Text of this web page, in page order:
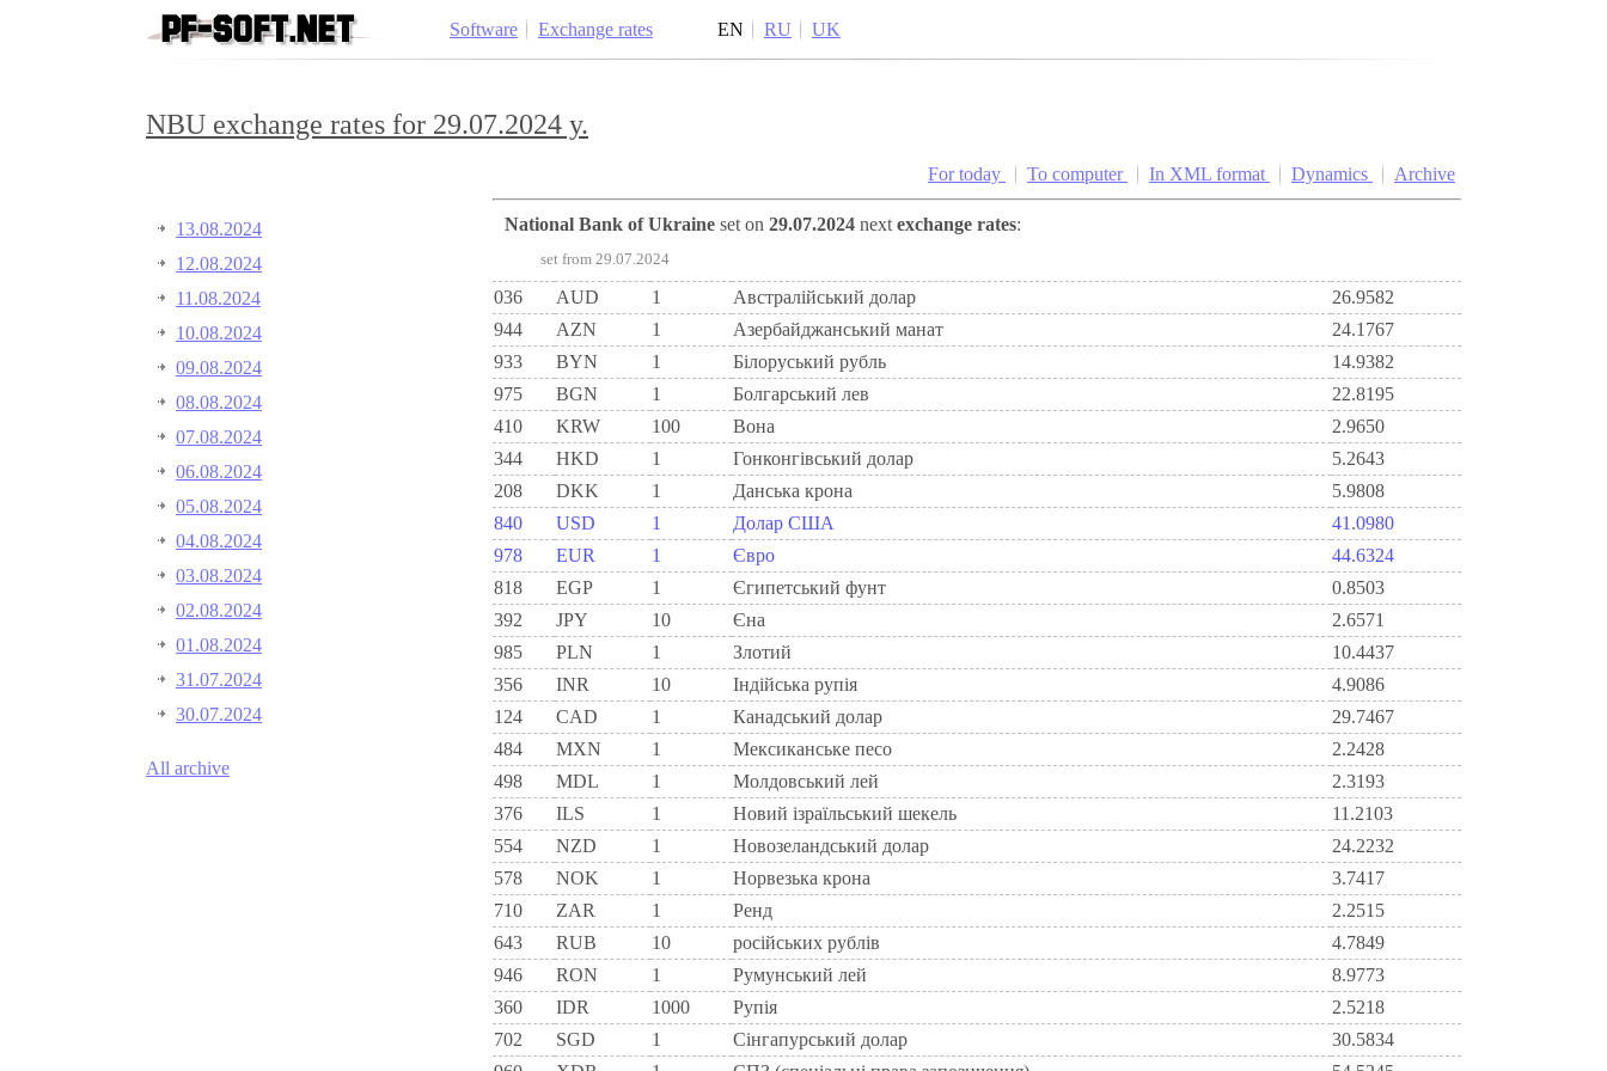
Software Exchange rates EN RU UK
NBU exchange rates for 29.07.2024 y.
13.08.2024
12.08.2024
11.08.2024
10.08.2024
09.08.2024
08.08.2024
07.08.2024
06.08.2024
05.08.2024
04.08.2024
03.08.2024
02.08.2024
01.08.2024
31.07.2024
30.07.2024
All archive
For today To computer In XML format Dynamics Archive
National Bank of Ukraine set on 29.07.2024 next exchange rates:
set from 29.07.2024
036 AUD 1 Австралійський долар
26.9582
944
AZN 1 Азербайджанський манат
24.1767
933
BYN 1 Бiлоруський рубль
14.9382
975
BGN 1 Болгарський лев
22.8195
410
KRW 100 Вона
2.9650
344
HKD 1 Гонконгівський долар
5.2643
208
DKK 1 Данська крона
5.9808
840
USD 1 Долар США
41.0980
978
EUR 1 Євро
44.6324
818
EGP 1 Єгипетський фунт
0.8503
392
JPY 10 Єна
2.6571
985
PLN 1 Злотий
10.4437
356
INR 10 Індійська рупія
4.9086
124
CAD 1 Канадський долар
29.7467
484
MXN 1 Мексиканське песо
2.2428
498
MDL 1 Молдовський лей
2.3193
376
ILS 1 Новий ізраїльський шекель
11.2103
554
NZD 1 Новозеландський долар
24.2232
578
NOK 1 Норвезька крона
3.7417
710
ZAR 1 Ренд
2.2515
643
RUB 10 російських рублів
4.7849
946
RON 1 Румунський лей
8.9773
360
IDR 1000 Рупія
2.5218
702
SGD 1 Сінгапурський долар
30.5834